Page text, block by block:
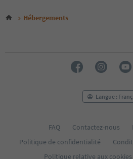
Hébergements
Langue :
FAQ Contactez-nous
Politique de confidentialité
Politique relative aux cookies